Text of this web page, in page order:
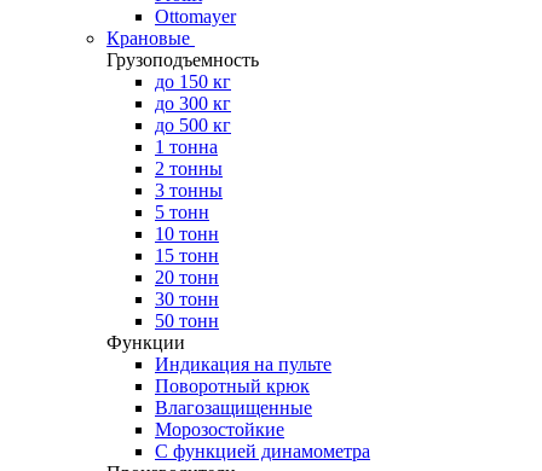
Ottomayer
Крановые
Грузоподъемность
до 150 кг
до 300 кг
до 500 кг
1 тонна
2 тонны
3 тонны
5 тонн
10 тонн
15 тонн
20 тонн
30 тонн
50 тонн
Функции
Индикация на пульте
Поворотный крюк
Влагозащищенные
Морозостойкие
С функцией динамометра